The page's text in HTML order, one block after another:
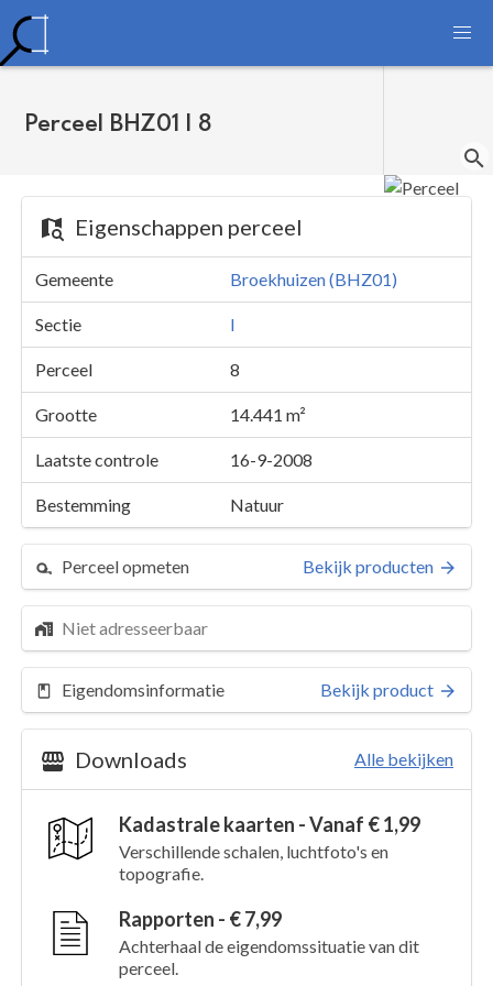
Perceel BHZ01 I 8
Eigenschappen perceel
Gemeente Broekhuizen (BHZ01)
Sectie I
Perceel 8
Grootte 14.441 m²
Laatste controle 16-9-2008
Bestemming Natuur
Perceel opmeten Bekijk producten
Niet adresseerbaar
Eigendomsinformatie Bekijk product
Downloads Alle bekijken
Kadastrale kaarten - Vanaf € 1,99
Verschillende schalen, luchtfoto's en
topografie.
Rapporten - € 7,99
Achterhaal de eigendomssituatie van dit
perceel.
Perceel 8
Kaarten en rapporten